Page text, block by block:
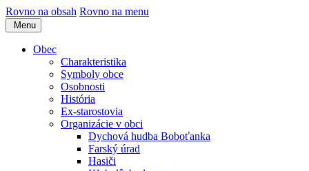
Rovno na obsah Rovno na menu
Menu
Obec
Charakteristika
Symboly obce
Osobnosti
História
Ex-starostovia
Organizácie v obci
Dychová hudba Boboťanka
Farský úrad
Hasiči